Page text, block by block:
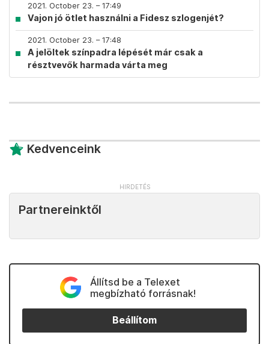
2021. October 23. – 17:49
Vajon jó ötlet használni a Fidesz szlogenjét?
2021. October 23. – 17:48
A jelöltek színpadra lépését már csak a
résztvevők harmada várta meg
Kedvenceink
Partnereinktől
Állítsd be a Telexet
megbízható forrásnak!
Beállítom